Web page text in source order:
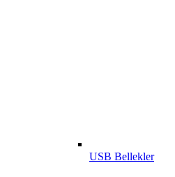
USB Bellekler